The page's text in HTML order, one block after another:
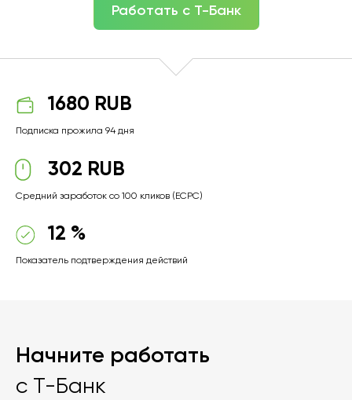
Работать с Т-Банк
1680 RUB
Подписка прожила 94 дня
302 RUB
Средний заработок со 100 кликов (ECPC)
12 %
Показатель подтверждения действий
Начните работать
с Т-Банк